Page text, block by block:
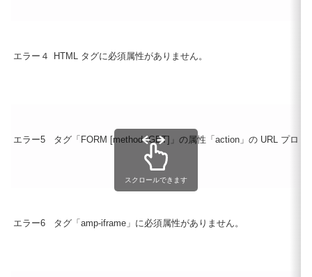
エラー４ HTML タグに必須属性がありません。
エラー5 タグ「FORM [method=GET]」の属性「action」の URL プロト
エラー6 タグ「amp-iframe」に必須属性がありません。
スクロールできます